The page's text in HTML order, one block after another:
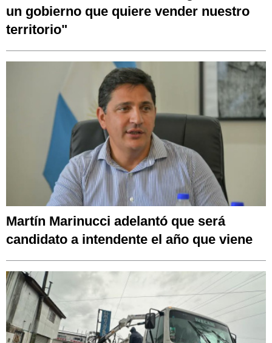
un gobierno que quiere vender nuestro
territorio"
Martín Marinucci adelantó que será
candidato a intendente el año que viene